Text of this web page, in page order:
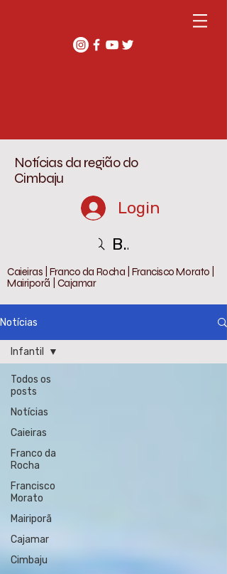
Notícias da região do
Cimbaju
Login
Buscar
Caieiras | Franco da Rocha | Francisco Morato |
Mairiporã | Cajamar
Notícias
Todos os
posts
Notícias
Caieiras
Franco da
Rocha
Francisco
Morato
Mairiporã
Cajamar
Cimbaju
Infantil